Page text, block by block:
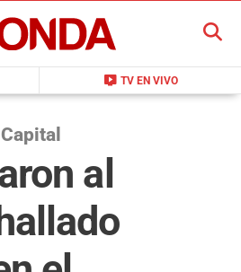
live_tv TV EN VIVO
BUSCAR
al